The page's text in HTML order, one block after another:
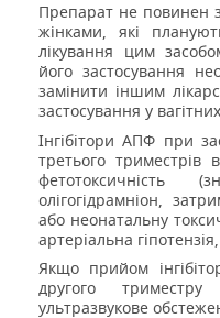
Препарат не повинен
жінками, які
лікування цим
його застосування
замінити іншим
застосування у
Інгібітори АПФ при
третього триместрів
фетотоксичність
олігогідрамніон,
або неонатальну
артеріальна гіпотензія,
Якщо прийом
другого триместру
ультразвукове